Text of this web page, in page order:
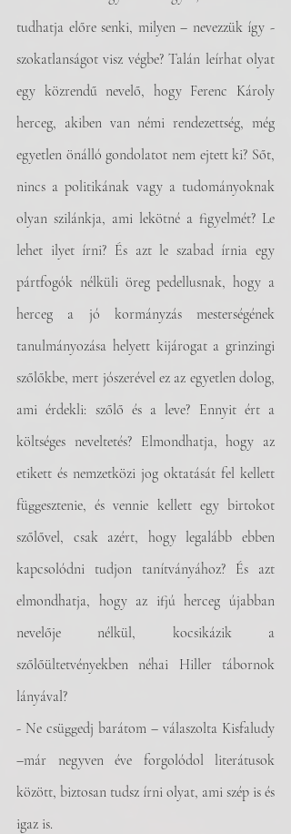
tudhatja előre senki, milyen – nevezzük így -
szokatlanságot visz végbe? Talán leírhat olyat
egy közrendű nevelő, hogy Ferenc Károly
herceg, akiben van némi rendezettség, még
egyetlen önálló gondolatot nem ejtett ki? Sőt,
nincs a politikának vagy a tudományoknak
olyan szilánkja, ami lekötné a figyelmét? Le
lehet ilyet írni? És azt le szabad írnia egy
pártfogók nélküli öreg pedellusnak, hogy a
herceg a jó kormányzás mesterségének
tanulmányozása helyett kijárogat a grinzingi
szőlőkbe, mert jószerével ez az egyetlen dolog,
ami érdekli: szőlő és a leve? Ennyit ért a
költséges neveltetés? Elmondhatja, hogy az
etikett és nemzetközi jog oktatását fel kellett
függesztenie, és vennie kellett egy birtokot
szőlővel, csak azért, hogy legalább ebben
kapcsolódni tudjon tanítványához? És azt
elmondhatja, hogy az ifjú herceg újabban
nevelője nélkül, kocsikázik a
szőlőültetvényekben néhai Hiller tábornok
lányával?
- Ne csüggedj barátom – válaszolta Kisfaludy
–már negyven éve forgolódol literátusok
között, biztosan tudsz írni olyat, ami szép is és
igaz is.